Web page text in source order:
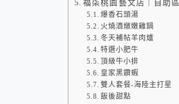
福柒桃園藝文店｜自助區
爆香石頭湯
火燒酒燉嫩雞鍋
冬天補帖羊肉爐
特選小肥牛
頂級牛小排
皇家黑鑽蝦
雙人套餐-海陸主打星
飯後甜點